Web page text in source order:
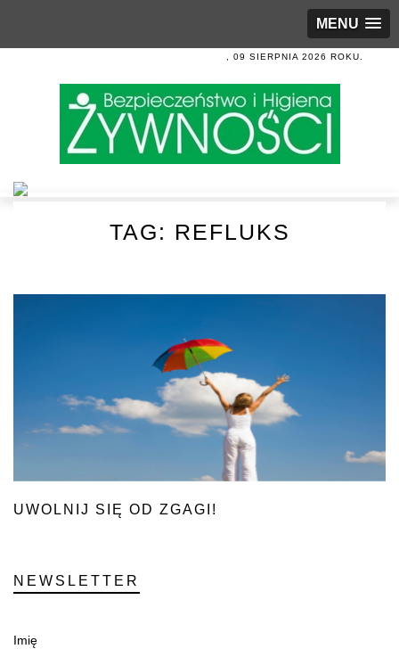
MENU
, 09 SIERPNIA 2026 ROKU.
TAG: REFLUKS
UWOLNIJ SIĘ OD ZGAGI!
NEWSLETTER
Imię